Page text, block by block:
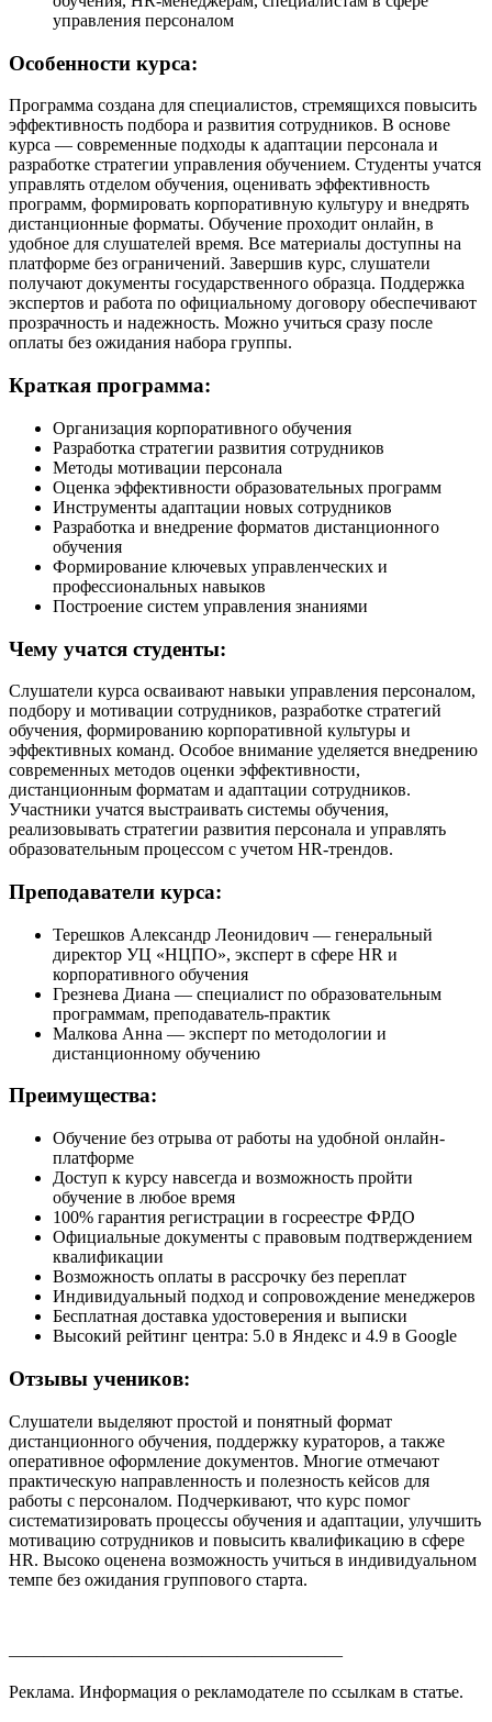
управления персоналом
Особенности курса:
Программа создана для специалистов, стремящихся повысить
эффективность подбора и развития сотрудников. В основе
курса — современные подходы к адаптации персонала и
разработке стратегии управления обучением. Студенты учатся
управлять отделом обучения, оценивать эффективность
программ, формировать корпоративную культуру и внедрять
дистанционные форматы. Обучение проходит онлайн, в
удобное для слушателей время. Все материалы доступны на
платформе без ограничений. Завершив курс, слушатели
получают документы государственного образца. Поддержка
экспертов и работа по официальному договору обеспечивают
прозрачность и надежность. Можно учиться сразу после
оплаты без ожидания набора группы.
Краткая программа:
Организация корпоративного обучения
Разработка стратегии развития сотрудников
Методы мотивации персонала
Оценка эффективности образовательных программ
Инструменты адаптации новых сотрудников
Разработка и внедрение форматов дистанционного
обучения
Формирование ключевых управленческих и
профессиональных навыков
Построение систем управления знаниями
Чему учатся студенты:
Слушатели курса осваивают навыки управления персоналом,
подбору и мотивации сотрудников, разработке стратегий
обучения, формированию корпоративной культуры и
эффективных команд. Особое внимание уделяется внедрению
современных методов оценки эффективности,
дистанционным форматам и адаптации сотрудников.
Участники учатся выстраивать системы обучения,
реализовывать стратегии развития персонала и управлять
образовательным процессом с учетом HR-трендов.
Преподаватели курса:
Терешков Александр Леонидович — генеральный
директор УЦ «НЦПО», эксперт в сфере HR и
корпоративного обучения
Грезнева Диана — специалист по образовательным
программам, преподаватель-практик
Малкова Анна — эксперт по методологии и
дистанционному обучению
Преимущества:
Обучение без отрыва от работы на удобной онлайн-
платформе
Доступ к курсу навсегда и возможность пройти
обучение в любое время
100% гарантия регистрации в госреестре ФРДО
Официальные документы с правовым подтверждением
квалификации
Возможность оплаты в рассрочку без переплат
Индивидуальный подход и сопровождение менеджеров
Бесплатная доставка удостоверения и выписки
Высокий рейтинг центра: 5.0 в Яндекс и 4.9 в Google
Отзывы учеников:
Слушатели выделяют простой и понятный формат
дистанционного обучения, поддержку кураторов, а также
оперативное оформление документов. Многие отмечают
практическую направленность и полезность кейсов для
работы с персоналом. Подчеркивают, что курс помог
систематизировать процессы обучения и адаптации, улучшить
мотивацию сотрудников и повысить квалификацию в сфере
HR. Высоко оценена возможность учиться в индивидуальном
темпе без ожидания группового старта.
———————————————————
Реклама. Информация о рекламодателе по ссылкам в статье.